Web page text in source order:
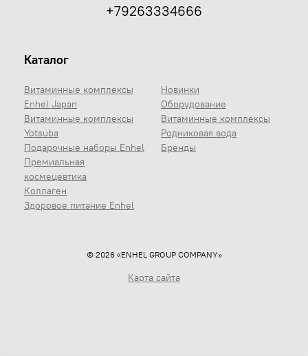
Каталог
Витаминные комплексы
Enhel Japan
Витаминные комплексы
Yotsuba
Подарочные наборы Enhel
Премиальная
космецевтика
Коллаген
Здоровое питание Enhel
Новинки
Оборудование
Витаминные комплексы
Родниковая вода
Бренды
+79263334666
© 2026 «ENHEL GROUP COMPANY»
Карта сайта